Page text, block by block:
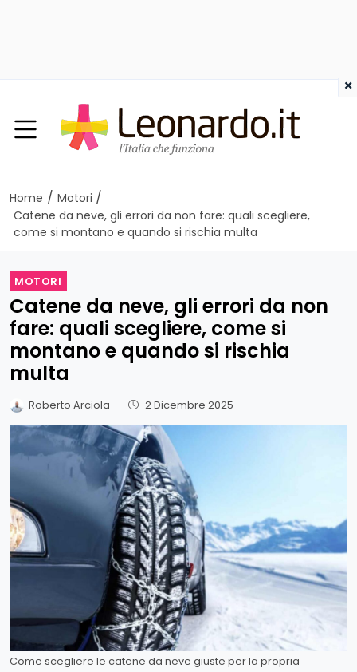
Home / Motori /
Catene da neve, gli errori da non fare: quali scegliere,
come si montano e quando si rischia multa
MOTORI
Catene da neve, gli errori da non
fare: quali scegliere, come si
montano e quando si rischia
multa
Roberto Arciola - 2 Dicembre 2025
Come scegliere le catene da neve giuste per la propria
×